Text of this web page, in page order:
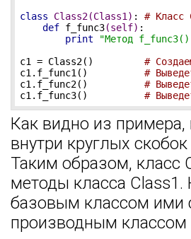
class
Class2(Class1) :
# Класс
def f_func3(self) :
print
"Метод
c1 = Class2() #
c1.f_func1() #
c1.f_func2() #
c1.f_func3() #
Как видно из примера,
внутри круглых
Таким образом, класс
методы класса
базовым классом ими
производным классом